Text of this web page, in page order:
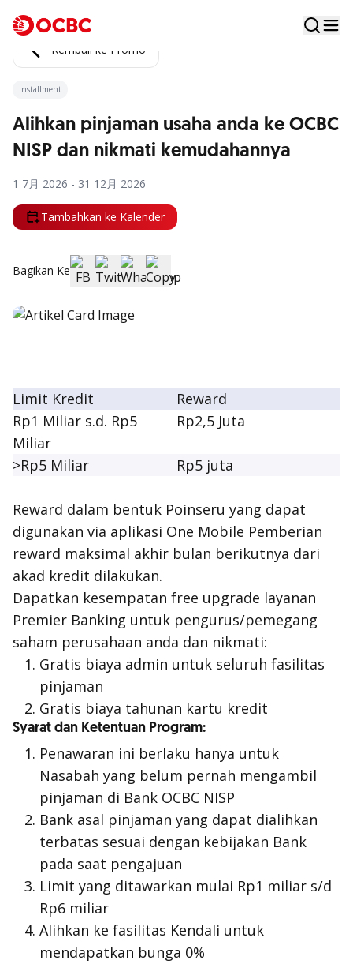
Kembali ke Promo
Installment
Alihkan pinjaman usaha anda ke OCBC
NISP dan nikmati kemudahannya
1 7月 2026 - 31 12月 2026
Tambahkan ke Kalender
Bagikan Ke
Limit Kredit
Reward
Rp1 Miliar s.d. Rp5
Miliar
Rp2,5 Juta
>Rp5 Miliar Rp5 juta
Reward dalam bentuk Poinseru yang dapat
digunakan via aplikasi One Mobile Pemberian
reward maksimal akhir bulan berikutnya dari
akad kredit dilakukan.
Dapatkan kesempatan free upgrade layanan
Premier Banking untuk pengurus/pemegang
saham perusahaan anda dan nikmati:
Gratis biaya admin untuk seluruh fasilitas
pinjaman
Gratis biaya tahunan kartu kredit
Syarat dan Ketentuan Program:
Penawaran ini berlaku hanya untuk
Nasabah yang belum pernah mengambil
pinjaman di Bank OCBC NISP
Bank asal pinjaman yang dapat dialihkan
terbatas sesuai dengan kebijakan Bank
pada saat pengajuan
Limit yang ditawarkan mulai Rp1 miliar s/d
Rp6 miliar
Alihkan ke fasilitas Kendali untuk
mendapatkan bunga 0%